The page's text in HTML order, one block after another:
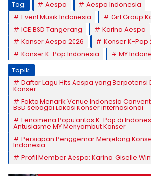
Tag: Aespa
Aespa Indonesia
Event Musik Indonesia
Girl Group
ICE BSD Tangerang
Karina Aespa
Konser Aespa 2026
Konser K-Pop
Konser K-Pop Indonesia
MY
Topik:
Daftar Lagu Hits Aespa yang Berpotensi
Konser
Fakta Menarik Venue Indonesia
BSD sebagai Lokasi Konser Internasional
Fenomena Popularitas K-Pop di
Antusiasme MY Menyambut Konser
Persiapan Penggemar Menjelang
Indonesia
Profil Member Aespa: Karina.